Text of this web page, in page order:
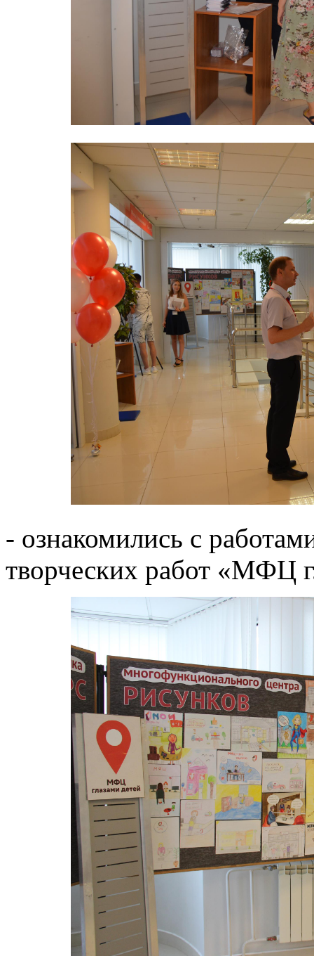
- ознакомились с
творческих работ «МФЦ